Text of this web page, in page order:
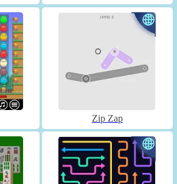
Zip Zap